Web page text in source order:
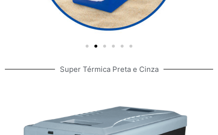
Super Térmica Preta e Cinza